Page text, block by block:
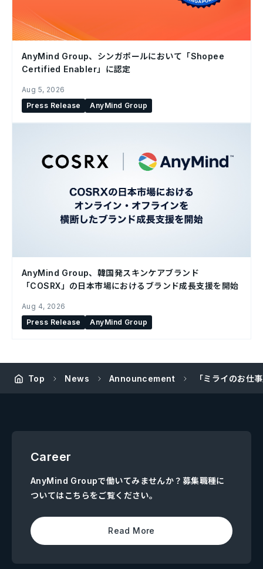
AnyMind Group、シンガポールにおいて「Shopee
Certified Enabler」に認定
Aug 5, 2026
Press Release
AnyMind Group
AnyMind Group、韓国発スキンケアブランド
「COSRX」の日本市場におけるブランド成長支援を開始
Aug 4, 2026
Press Release
AnyMind Group
Top News Announcement 「ミライのお仕
Career
AnyMind Groupで働いてみませんか？募集職種に
ついてはこちらをご覧ください。
Read More